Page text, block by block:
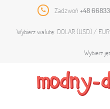
Zadzwoń +48
Wybierz walutę: DOLAR (USD)
Wybierz